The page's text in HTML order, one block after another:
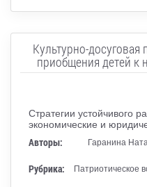
Культурно-
приобщения детей к
Стратегии устойчивого
экономические и
Авторы:
Гаранина
Рубрика:
Патриотическое